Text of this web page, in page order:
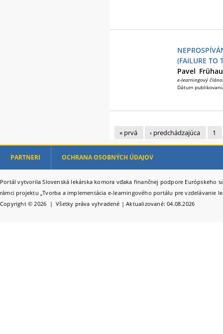
(FAILURE TO
Pavel
e-learningový
Dátum
Stránky
« prvá ‹ predchádzajúca 1
PARTNERI OCHRANA OSOBNÝCH ÚDAJOV
Portál vytvorila Slovenská lekárska komora vďaka finančnej podpore Európskeho
rámci projektu „Tvorba a implementácia e-learningového portálu pre vzdelávanie
Copyright © 2026 | Všetky práva vyhradené | Aktualizované: 04.08.2026